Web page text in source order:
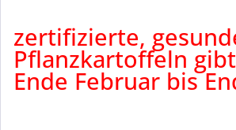
zertifizierte,
Pflanzkartoffeln
Ende Februar bis